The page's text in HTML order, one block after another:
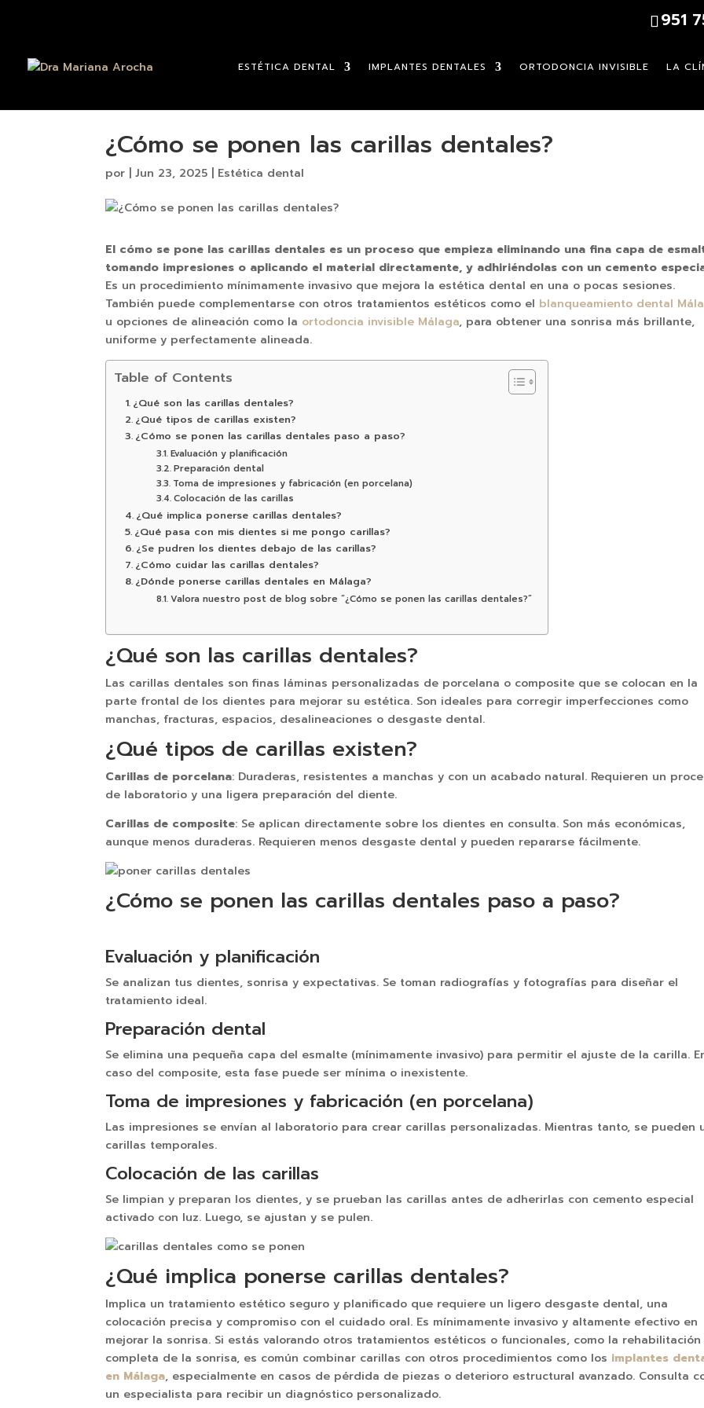
951
ESTÉTICA DENTAL IMPLANTES DENTALES ORTODONCIA INVISIBLE LA
¿Cómo se ponen las carillas dentales?
por |Jun 23, 2025 Estética dental
El cómo se pone las carillas dentales es un proceso que empieza eliminando una fina capa de
tomando impresiones o aplicando el material directamente, y adhiriéndolas con un cemento
Es un procedimiento mínimamente invasivo que mejora la estética dental en una o pocas sesiones.
También puede complementarse con otros tratamientos estéticos como el blanqueamiento dental
u opciones de alineación como la ortodoncia invisible Málaga, para obtener una sonrisa más brillante,
uniforme y perfectamente alineada.
Table of Contents
¿Qué son las carillas dentales?
¿Qué tipos de carillas existen?
¿Cómo se ponen las carillas dentales paso a paso?
Evaluación y planificación
Preparación dental
Toma de impresiones y fabricación (en porcelana)
Colocación de las carillas
¿Qué implica ponerse carillas dentales?
¿Qué pasa con mis dientes si me pongo carillas?
¿Se pudren los dientes debajo de las carillas?
¿Cómo cuidar las carillas dentales?
¿Dónde ponerse carillas dentales en Málaga?
Valora nuestro post de blog sobre “¿Cómo se ponen las carillas dentales?”
¿Qué son las carillas dentales?
Las carillas dentales son finas láminas personalizadas de porcelana o composite que se colocan en la
parte frontal de los dientes para mejorar su estética. Son ideales para corregir imperfecciones como
manchas, fracturas, espacios, desalineaciones o desgaste dental.
¿Qué tipos de carillas existen?
Carillas de porcelana: Duraderas, resistentes a manchas y con un acabado natural. Requieren un
de laboratorio y una ligera preparación del diente.
Carillas de composite: Se aplican directamente sobre los dientes en consulta. Son más económicas,
aunque menos duraderas. Requieren menos desgaste dental y pueden repararse fácilmente.
¿Cómo se ponen las carillas dentales paso a paso?
Evaluación y planificación
Se analizan tus dientes, sonrisa y expectativas. Se toman radiografías y fotografías para diseñar el
tratamiento ideal.
Preparación dental
Se elimina una pequeña capa del esmalte (mínimamente invasivo) para permitir el ajuste de la carilla.
caso del composite, esta fase puede ser mínima o inexistente.
Toma de impresiones y fabricación (en porcelana)
Las impresiones se envían al laboratorio para crear carillas personalizadas. Mientras tanto, se pueden
carillas temporales.
Colocación de las carillas
Se limpian y preparan los dientes, y se prueban las carillas antes de adherirlas con cemento especial
activado con luz. Luego, se ajustan y se pulen.
¿Qué implica ponerse carillas dentales?
Implica un tratamiento estético seguro y planificado que requiere un ligero desgaste dental, una
colocación precisa y compromiso con el cuidado oral. Es mínimamente invasivo y altamente efectivo en
mejorar la sonrisa. Si estás valorando otros tratamientos estéticos o funcionales, como la rehabilitación
completa de la sonrisa, es común combinar carillas con otros procedimientos como los implantes
en Málaga, especialmente en casos de pérdida de piezas o deterioro estructural avanzado. Consulta
un especialista para recibir un diagnóstico personalizado.